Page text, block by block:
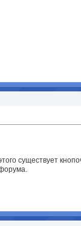
существует